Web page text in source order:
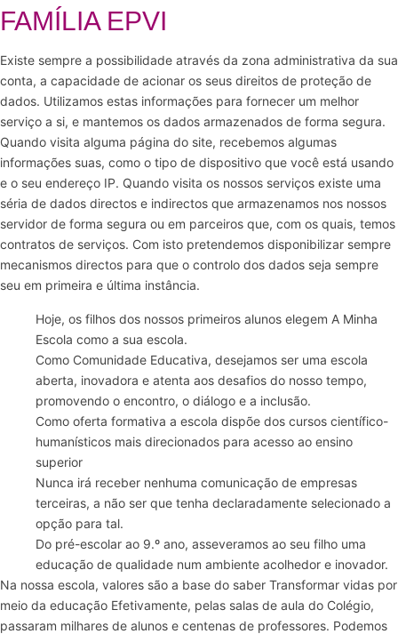
FAMÍLIA EPVI
Existe sempre a possibilidade através da zona administrativa da sua
conta, a capacidade de acionar os seus direitos de proteção de
dados. Utilizamos estas informações para fornecer um melhor
serviço a si, e mantemos os dados armazenados de forma segura.
Quando visita alguma página do site, recebemos algumas
informações suas, como o tipo de dispositivo que você está usando
e o seu endereço IP. Quando visita os nossos serviços existe uma
séria de dados directos e indirectos que armazenamos nos nossos
servidor de forma segura ou em parceiros que, com os quais, temos
contratos de serviços. Com isto pretendemos disponibilizar sempre
mecanismos directos para que o controlo dos dados seja sempre
seu em primeira e última instância.
Hoje, os filhos dos nossos primeiros alunos elegem A Minha
Escola como a sua escola.
Como Comunidade Educativa, desejamos ser uma escola
aberta, inovadora e atenta aos desafios do nosso tempo,
promovendo o encontro, o diálogo e a inclusão.
Como oferta formativa a escola dispõe dos cursos científico-
humanísticos mais direcionados para acesso ao ensino
superior
Nunca irá receber nenhuma comunicação de empresas
terceiras, a não ser que tenha declaradamente selecionado a
opção para tal.
Do pré-escolar ao 9.º ano, asseveramos ao seu filho uma
educação de qualidade num ambiente acolhedor e inovador.​​​
Na nossa escola, valores são a base do saber Transformar vidas por
meio da educação Efetivamente, pelas salas de aula do Colégio,
passaram milhares de alunos e centenas de professores. Podemos